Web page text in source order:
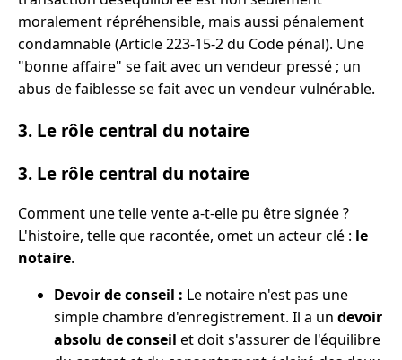
moralement répréhensible, mais aussi pénalement
condamnable (Article 223-15-2 du Code pénal). Une
"bonne affaire" se fait avec un vendeur pressé ; un
abus de faiblesse se fait avec un vendeur vulnérable.
3. Le rôle central du notaire
3. Le rôle central du notaire
Comment une telle vente a-t-elle pu être signée ?
L'histoire, telle que racontée, omet un acteur clé : le
notaire.
Devoir de conseil : Le notaire n'est pas une
simple chambre d'enregistrement. Il a un devoir
absolu de conseil et doit s'assurer de l'équilibre